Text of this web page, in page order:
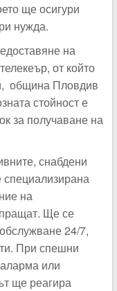
ще осигури
нужда.
на
от който
община Пловдив
стойност е
за получаване на
снабдени
специализирана
на
Ще се
24/7,
При спешни
или
ще реагира